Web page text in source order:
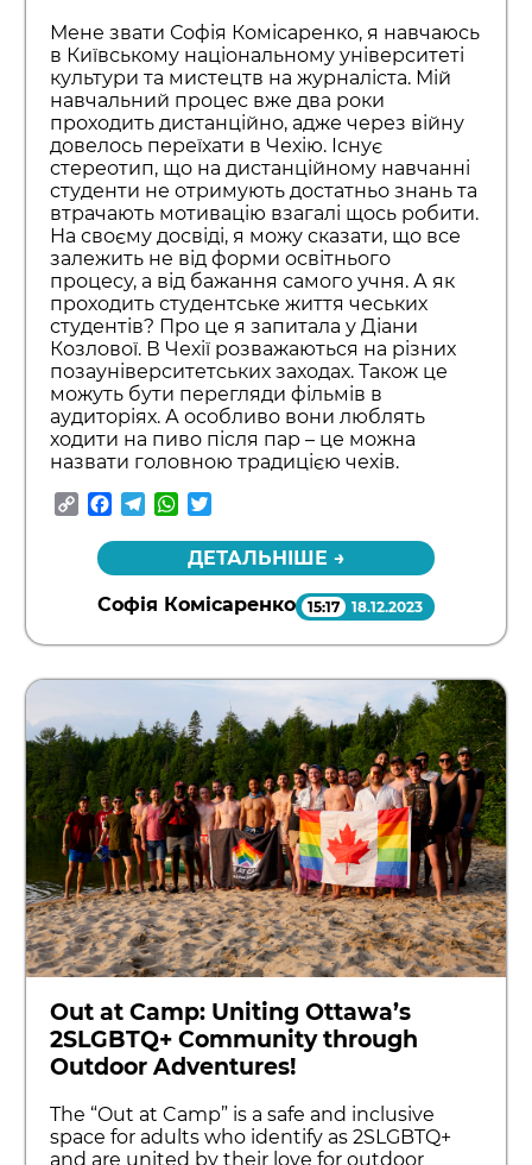
Мене звати Софія Комісаренко, я навчаюсь
в Київському національному університеті
культури та мистецтв на журналіста. Мій
навчальний процес вже два роки
проходить дистанційно, адже через війну
довелось переїхати в Чехію. Існує
стереотип, що на дистанційному навчанні
студенти не отримують достатньо знань та
втрачають мотивацію взагалі щось робити.
На своєму досвіді, я можу сказати, що все
залежить не від форми освітнього
процесу, а від бажання самого учня. А як
проходить студентське життя чеських
студентів? Про це я запитала у Діани
Козлової. В Чехії розважаються на різних
позауніверситетських заходах. Також це
можуть бути перегляди фільмів в
аудиторіях. А особливо вони люблять
ходити на пиво після пар – це можна
назвати головною традицією чехів.
CopyFacebook
TelegramWhatsApp
ДЕТАЛЬНІШЕ →
Софія Комісаренко 15:17 18.12.2023
Out at Camp: Uniting Ottawa’s
2SLGBTQ+ Community through
Outdoor Adventures!
The “Out at Camp” is a safe and inclusive
space for adults who identify as 2SLGBTQ+
and are united by their love for outdoor